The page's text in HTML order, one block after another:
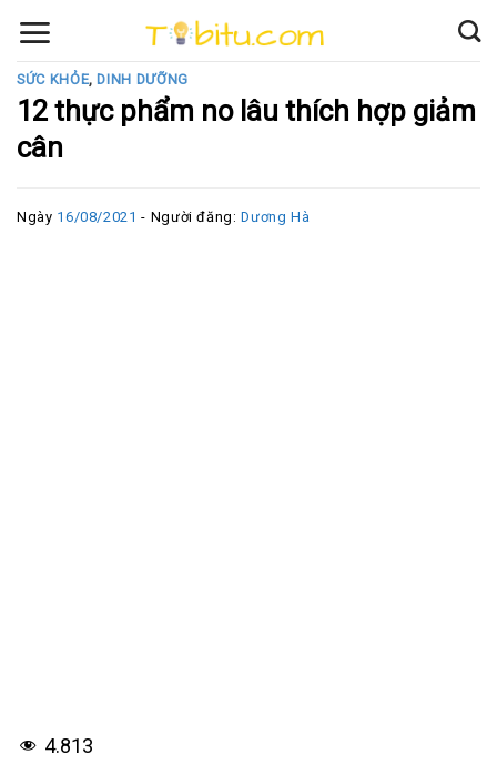
content
SỨC KHỎE, DINH DƯỠNG
12 thực phẩm no lâu thích hợp giảm
cân
Ngày 16/08/2021 - Người đăng:Dương Hà
4.813